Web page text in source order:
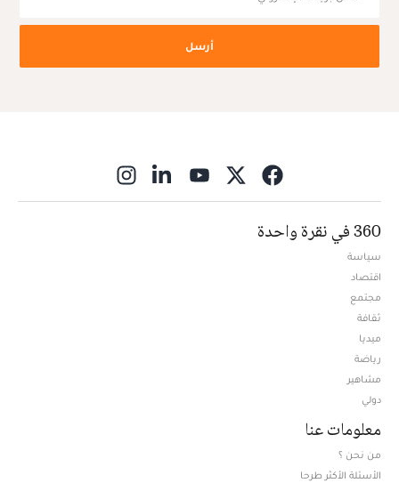
أرسل
360 في نقرة واحدة
سياسة
اقتصاد
مجتمع
ثقافة
ميديا
رياضة
مشاهير
دولي
معلومات عنا
من نحن ؟
الأسئلة الأكثر طرحا